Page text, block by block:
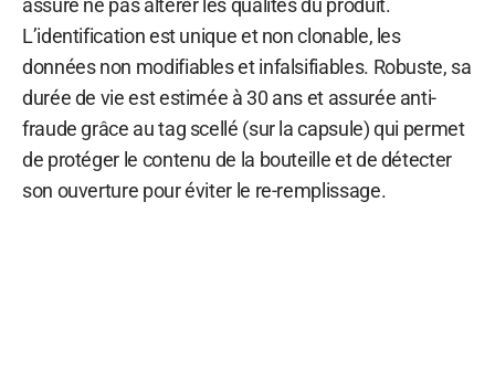
assure ne pas altérer les qualités du produit.
L’identification est unique et non clonable, les
données non modifiables et infalsifiables. Robuste, sa
durée de vie est estimée à 30 ans et assurée anti-
fraude grâce au tag scellé (sur la capsule) qui permet
de protéger le contenu de la bouteille et de détecter
son ouverture pour éviter le re-remplissage.